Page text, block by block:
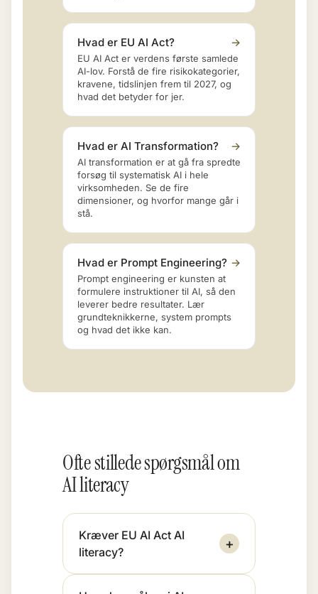
Hvad er EU AI Act? →
EU AI Act er verdens første samlede
AI-lov. Forstå de fire risikokategorier,
kravene, tidslinjen frem til 2027, og
hvad det betyder for jer.
Hvad er AI Transformation? →
AI transformation er at gå fra spredte
forsøg til systematisk AI i hele
virksomheden. Se de fire
dimensioner, og hvorfor mange går i
stå.
Hvad er Prompt Engineering? →
Prompt engineering er kunsten at
formulere instruktioner til AI, så den
leverer bedre resultater. Lær
grundteknikkerne, system prompts
og hvad det ikke kan.
Ofte stillede spørgsmål om
AI literacy
Kræver EU AI Act AI
literacy?
+